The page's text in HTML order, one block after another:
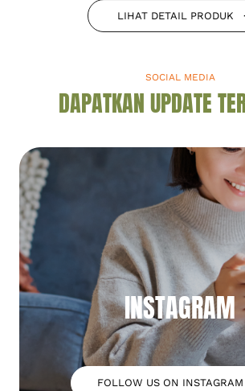
LIHAT DETAIL PRODUK
SOCIAL MEDIA
DAPATKAN UPDATE
INSTAGRAM
FOLLOW US ON INSTAGRAM